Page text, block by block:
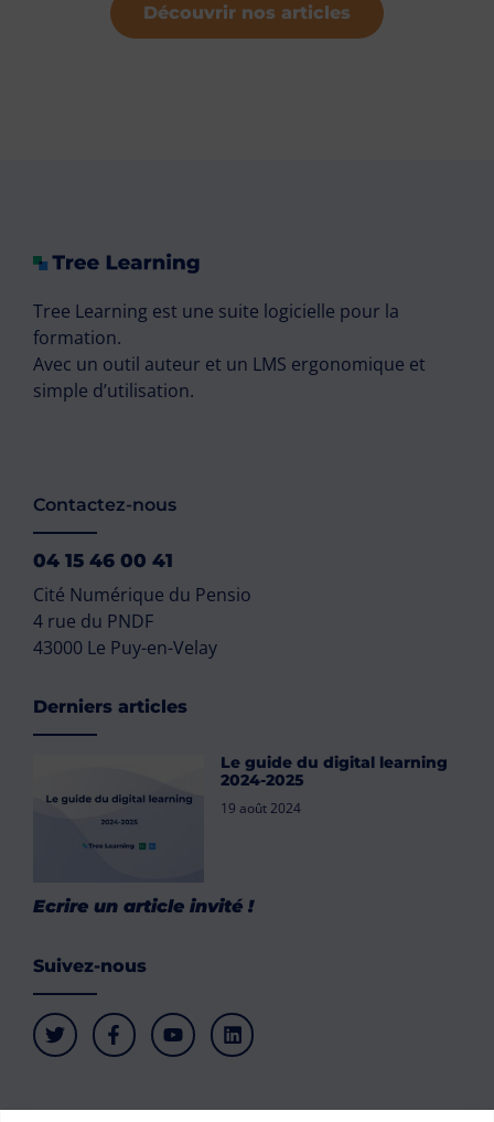
Découvrir nos articles
Tree Learning est une suite logicielle pour la
formation.
Avec un outil auteur et un LMS ergonomique et
simple d’utilisation.
Contactez-nous
04 15 46 00 41
Cité Numérique du Pensio
4 rue du PNDF
43000 Le Puy-en-Velay
Derniers articles
Le guide du digital learning
2024-2025
19 août 2024
Ecrire un article invité !
Suivez-nous